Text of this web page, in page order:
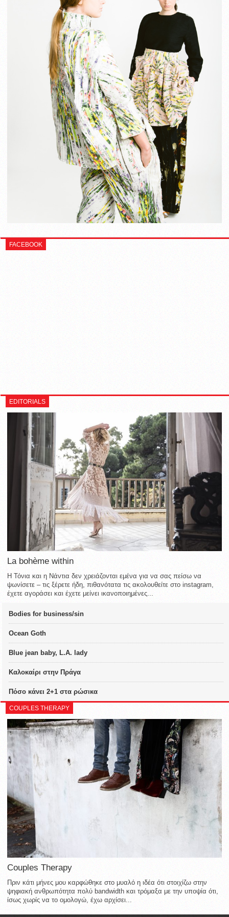
FACEBOOK
EDITORIALS
La bohème within
Η Τόνια και η Νάντια δεν χρειάζονται εμένα για να σας πείσω να
ψωνίσετε – τις ξέρετε ήδη, πιθανότατα τις ακολουθείτε στο instagram,
έχετε αγοράσει και έχετε μείνει ικανοποιημένες...
Bodies for business/sin
Ocean Goth
Blue jean baby, L.A. lady
Καλοκαίρι στην Πράγα
Πόσο κάνει 2+1 στα ρώσικα
COUPLES THERAPY
Couples Therapy
Πριν κάτι μήνες μου καρφώθηκε στο μυαλό η ιδέα ότι στοιχίζω στην
ψηφιακή ανθρωπότητα πολύ bandwidth και τρόμαξα με την υποψία ότι,
ίσως χωρίς να το ομολογώ, έχω αρχίσει...